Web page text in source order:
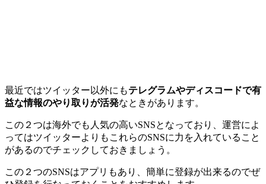
最近ではツイッター以外にもテレグラムやディスコードで有
益な情報のやり取りが活発なときがあります。
この２つは海外でも人気の高いSNSとなっており、運営によ
ってはツイッターよりもこれらのSNSに力を入れていること
があるのでチェックしておきましょう。
この２つのSNSはアプリもあり、簡単に登録が出来るのでぜ